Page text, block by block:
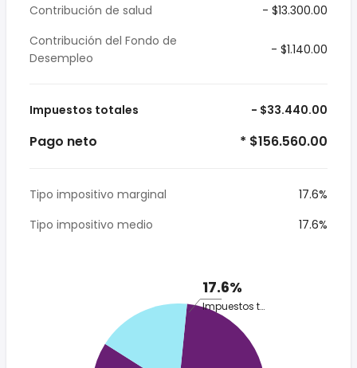
Contribución de salud
- $13.300.00
Contribución del Fondo de
Desempleo
- $1.140.00
Impuestos totales - $33.440.00
Pago neto * $156.560.00
Tipo impositivo marginal
17.6%
Tipo impositivo medio
17.6%
17.6%
Impuestos totales